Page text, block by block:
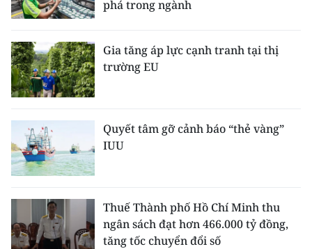
phá trong ngành
Gia tăng áp lực cạnh tranh tại thị
trường EU
Quyết tâm gỡ cảnh báo “thẻ vàng”
IUU
Thuế Thành phố Hồ Chí Minh thu
ngân sách đạt hơn 466.000 tỷ đồng,
tăng tốc chuyển đổi số